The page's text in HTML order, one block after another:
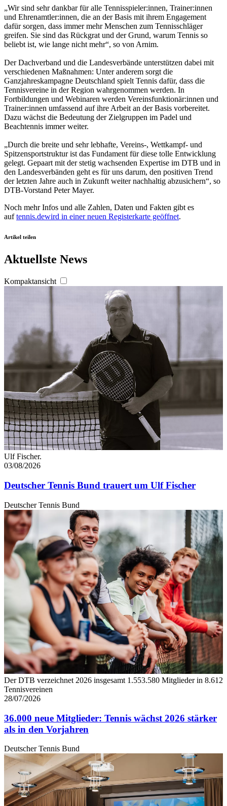
personalisieren, Funktionen für soziale Medien anbieten
zu können und die Zugriffe auf unsere Website zu
analysieren. Außerdem geben wir Informationen zu Ihrer
Verwendung unserer Website an unsere Partner für
Partner führen diese Informationen möglicherweise mit
weiteren Daten zusammen, die Sie ihnen bereitgestellt
haben oder die sie im Rahmen Ihrer Nutzung der Dienste
gesammelt haben. DieCookie-Einstellungenkönnen
jederzeit über den Link im Footer aufgerufen und
angepasst werden.
„Wir sind sehr dankbar für alle Tennisspieler:innen, Trainer:innen
und Ehrenamtler:innen, die an der Basis mit ihrem Engagement
dafür sorgen, dass immer mehr Menschen zum Tennisschläger
greifen. Sie sind das Rückgrat und der Grund, warum Tennis so
beliebt ist, wie lange nicht mehr“, so von Arnim.
Der Dachverband und die Landesverbände unterstützen dabei mit
verschiedenen Maßnahmen: Unter anderem sorgt die
Ganzjahreskampagne Deutschland spielt Tennis dafür, dass die
Tennisvereine in der Region wahrgenommen werden. In
Fortbildungen und Webinaren werden Vereinsfunktionär:innen und
Trainer:innen umfassend auf ihre Arbeit an der Basis vorbereitet.
Dazu wächst die Bedeutung der Zielgruppen im Padel und
Beachtennis immer weiter.
„Durch die breite und sehr lebhafte, Vereins-, Wettkampf- und
Spitzensportstruktur ist das Fundament für diese tolle Entwicklung
gelegt. Gepaart mit der stetig wachsenden Expertise im DTB und in
den Landesverbänden geht es für uns darum, den positiven Trend
der letzten Jahre auch in Zukunft weiter nachhaltig abzusichern“, so
DTB-Vorstand Peter Mayer.
Noch mehr Infos und alle Zahlen, Daten und Fakten gibt es
auftennis.dewird in einer neuen Registerkarte geöffnet.
Artikel teilen
Aktuellste News
Kompaktansicht
Ulf Fischer.
03/08/2026
Deutscher Tennis Bund trauert um Ulf Fischer
Deutscher Tennis Bund
Der DTB verzeichnet 2026 insgesamt 1.553.580 Mitglieder in 8.612
Tennisvereinen
28/07/2026
36.000 neue Mitglieder: Tennis wächst 2026 stärker
als in den Vorjahren
Deutscher Tennis Bund